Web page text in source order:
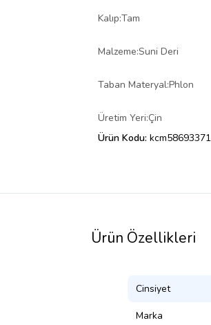
Kalıp:Tam
Malzeme:Suni Deri
Taban Materyal:Phlon
Üretim Yeri:Çin
Ürün Kodu: kcm58693371
Ürün Özellikleri
Cinsiyet
Marka